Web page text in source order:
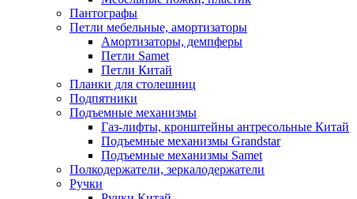
Пантографы
Петли мебельные, амортизаторы
Амортизаторы, демпферы
Петли Samet
Петли Китай
Планки для столешниц
Подпятники
Подъемные механизмы
Газ-лифты, кронштейны антресольные Китай
Подъемные механизмы Grandstar
Подъемные механизмы Samet
Полкодержатели, зеркалодержатели
Ручки